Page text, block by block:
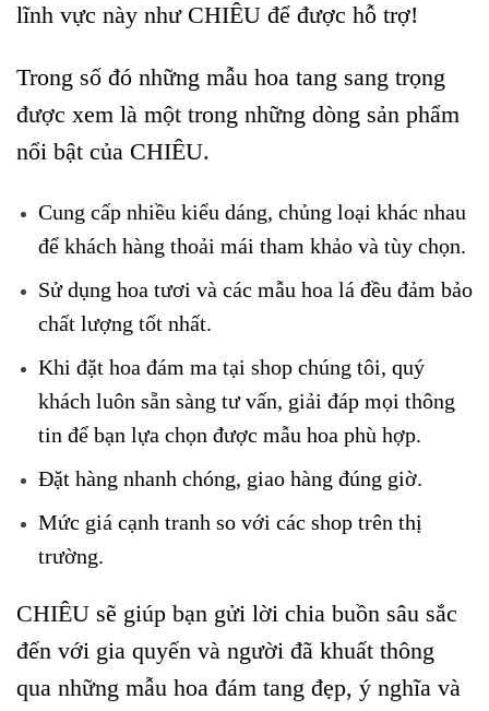
lĩnh vực này như CHIÊU để được hỗ trợ!
Trong số đó những mẫu hoa tang sang trọng
được xem là một trong những dòng sản phẩm
nổi bật của CHIÊU.
Cung cấp nhiều kiểu dáng, chủng loại khác nhau
để khách hàng thoải mái tham khảo và tùy chọn.
Sử dụng hoa tươi và các mẫu hoa lá đều đảm bảo
chất lượng tốt nhất.
Khi đặt hoa đám ma tại shop chúng tôi, quý
khách luôn sẵn sàng tư vấn, giải đáp mọi thông
tin để bạn lựa chọn được mẫu hoa phù hợp.
Đặt hàng nhanh chóng, giao hàng đúng giờ.
Mức giá cạnh tranh so với các shop trên thị
trường.
CHIÊU sẽ giúp bạn gửi lời chia buồn sâu sắc
đến với gia quyến và người đã khuất thông
qua những mẫu hoa đám tang đẹp, ý nghĩa và